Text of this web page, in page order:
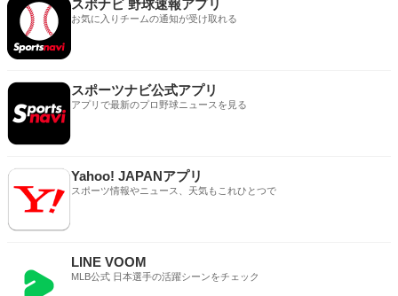
スポナビ 野球速報アプリ
お気に入りチームの通知が受け取れる
スポーツナビ公式アプリ
アプリで最新のプロ野球ニュースを見る
Yahoo! JAPANアプリ
スポーツ情報やニュース、天気もこれひとつで
LINE VOOM
MLB公式 日本選手の活躍シーンをチェック